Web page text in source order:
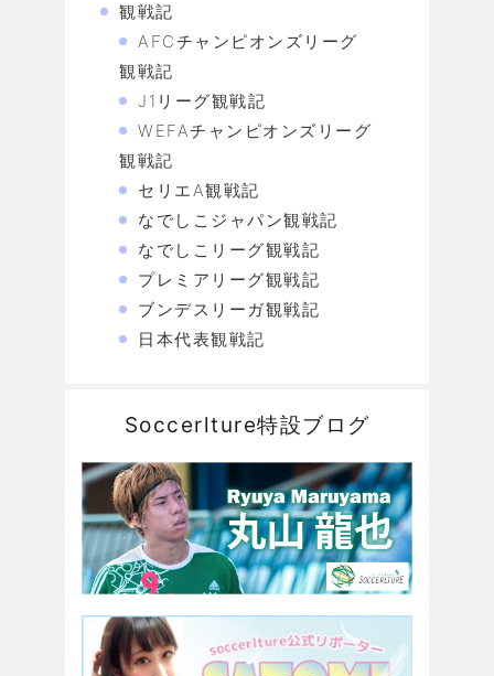
観戦記
AFCチャンピオンズリーグ
観戦記
J1リーグ観戦記
WEFAチャンピオンズリーグ
観戦記
セリエA観戦記
なでしこジャパン観戦記
なでしこリーグ観戦記
プレミアリーグ観戦記
ブンデスリーガ観戦記
日本代表観戦記
Soccerlture特設ブログ